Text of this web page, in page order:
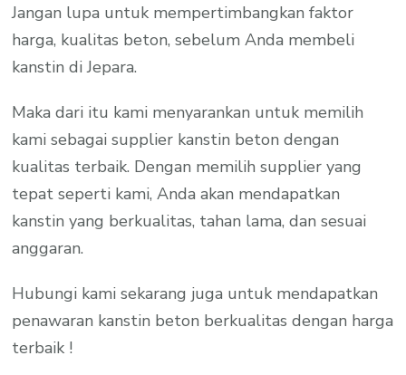
Jangan lupa untuk mempertimbangkan faktor
harga, kualitas beton, sebelum Anda membeli
kanstin di Jepara.
Maka dari itu kami menyarankan untuk memilih
kami sebagai supplier kanstin beton dengan
kualitas terbaik. Dengan memilih supplier yang
tepat seperti kami, Anda akan mendapatkan
kanstin yang berkualitas, tahan lama, dan sesuai
anggaran.
Hubungi kami sekarang juga untuk mendapatkan
penawaran kanstin beton berkualitas dengan harga
terbaik !